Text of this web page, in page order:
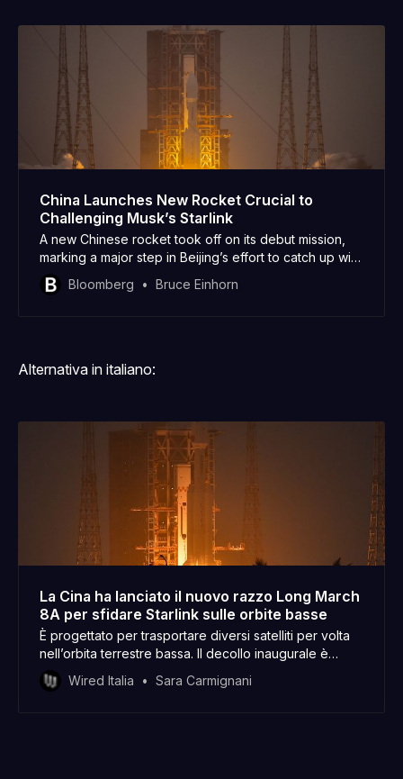
China Launches New Rocket Crucial to
Challenging Musk’s Starlink
A new Chinese rocket took off on its debut mission,
marking a major step in Beijing’s effort to catch up with
Elon Musk’s Starlink.
Bloomberg Bruce Einhorn
Alternativa in italiano:
La Cina ha lanciato il nuovo razzo Long March
8A per sfidare Starlink sulle orbite basse
È progettato per trasportare diversi satelliti per volta
nell’orbita terrestre bassa. Il decollo inaugurale è
avvenuto martedì 11 febbraio
Wired Italia Sara Carmignani